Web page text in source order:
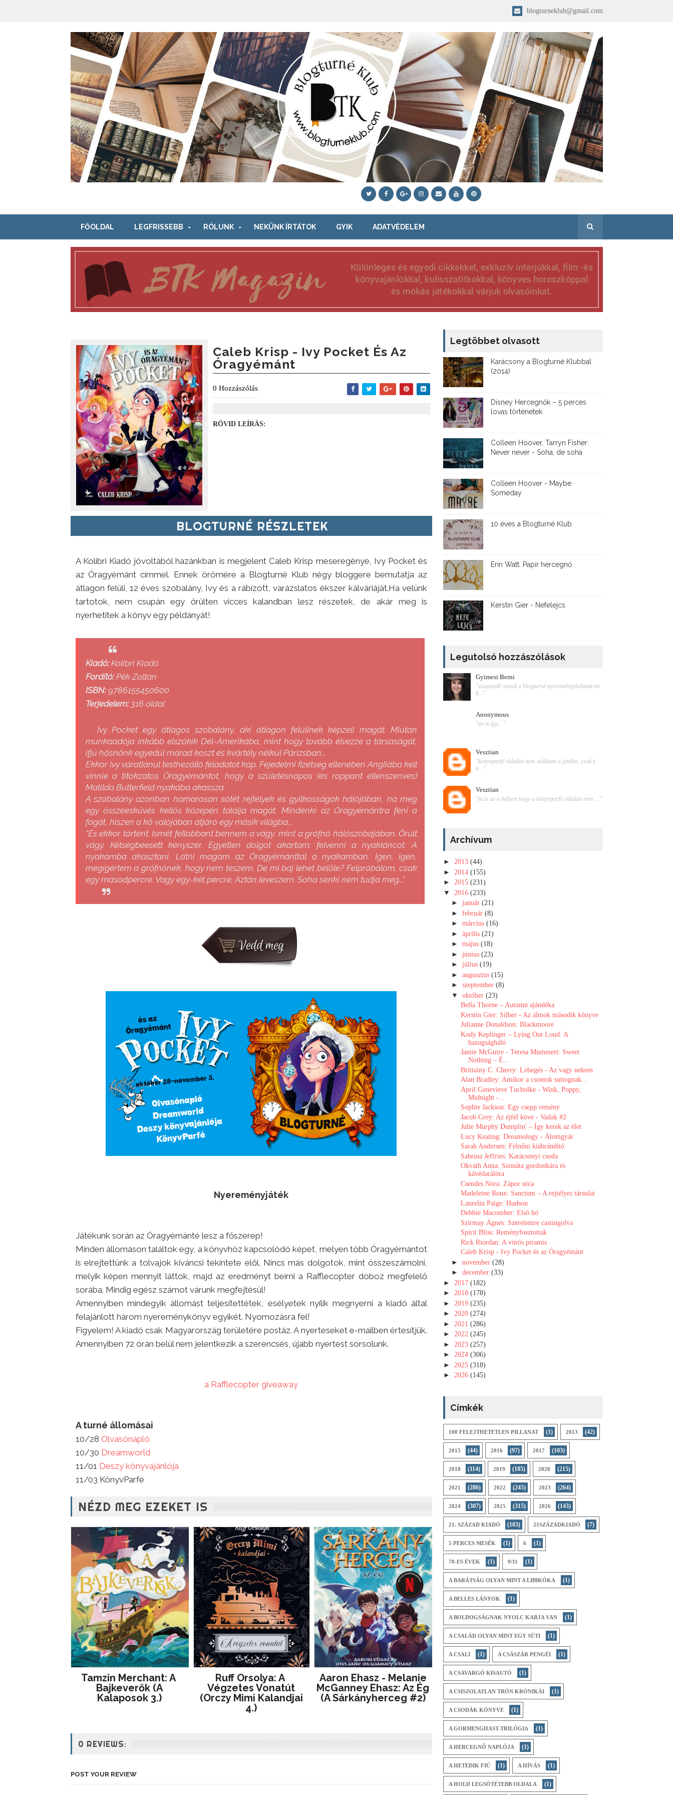
blogturneklub@gmail.com
FŐOLDAL LEGFRISSEBB RÓLUNK NEKÜNK ÍRTÁTOK GYIK ADATVÉDELEM
Caleb Krisp - Ivy Pocket És Az
Óragyémánt
0 Hozzászólás
RÖVID LEÍRÁS:
BLOGTURNÉ RÉSZLETEK
A Kolibri Kiadó jóvoltából hazánkban is megjelent Caleb Krisp meseregénye, Ivy Pocket és
az Óragyémánt címmel. Ennek örömére a Blogturné Klub négy bloggere bemutatja az
átlagon felüli, 12 éves szobalány, Ivy és a rábízott, varázslatos ékszer kálváriáját.Ha velünk
tartotok, nem csupán egy őrülten vicces kalandban lesz részetek, de akár meg is
nyerhetitek a könyv egy példányát!
Kiadó:Kolibri Kiadó
Fordító:Pék Zoltán
ISBN:9786155450600
Terjedelem:316 oldal
Ivy Pocket egy átlagos szobalány, aki átlagon felülinek képzeli magát. Miután
munkaadója inkább elszökik Dél-Amerikába, mint hogy tovább élvezze a társaságát,
ifjú hősnőnk egyedül marad koszt és kvártély nélkül Párizsban...
Ekkor Ivy váratlanul testhezálló feladatot kap. Fejedelmi fizetség ellenében Angliába kell
vinnie a titokzatos Óragyémántot, hogy a születésnapos (és roppant ellenszenves)
Matilda Butterfield nyakába akassza.
A szobalány azonban hamarosan sötét rejtélyek és gyilkosságok hálójában, na meg
egy összeesküvés kellős közepén találja magát. Mindenki az Óragyémántra feni a
fogát, hiszen a kő valójában átjáró egy másik világba...
"És ekkor történt. Ismét fellobbant bennem a vágy, mint a grófnő hálószobájában. Őrült
vágy. Kétségbeesett kényszer. Egyetlen dolgot akartam: felvenni a nyakláncot. A
nyakamba akasztani. Látni magam az Óragyémánttal a nyakamban. Igen, igen,
megígértem a grófnőnek, hogy nem teszem. De mi baj lehet belőle? Felpróbálom, csak
egy másodpercre. Vagy egy-két percre. Aztán leveszem. Soha senki nem tudja meg..."
Nyereményjáték
Játékunk során az Óragyémánté lesz a főszerep!
Minden állomáson találtok egy, a könyvhöz kapcsolódó képet, melyen több Óragyémántot
is elrejtettünk a tolvajok kíváncsi tekintete elől. Nincs más dolgotok, mint összeszámolni,
melyik képen mennyit láttok, majd az eredményt beírni a Rafflecopter doboz megfelelő
sorába. Mindig egész számot várunk megfejtésül!
Amennyiben mindegyik állomást teljesítettétek, esélyetek nyílik megnyerni a kiadó által
felajánlott három nyereménykönyv egyikét. Nyomozásra fel!
Figyelem! A kiadó csak Magyarország területére postáz. A nyerteseket e-mailben értesítjük.
Amennyiben 72 órán belül nem jelentkezik a szerencsés, újabb nyertest sorsolunk.
a Rafflecopter giveaway
A turné állomásai
10/28 Olvasónapló
10/30 Dreamworld
11/01 Deszy könyvajánlója
11/03 KönyvParfé
NÉZD MEG EZEKET IS
Tamzin Merchant: A ​
Bajkeverők (A
Kalaposok 3.)
Ruff Orsolya: A ​
Végzetes Vonatút
(Orczy Mimi Kalandjai
4.)
Aaron Ehasz - Melanie
McGanney Ehasz: Az Ég
(A Sárkányherceg #2)
0 REVIEWS:
POST YOUR REVIEW
Legtöbbet olvasott
Karácsony a Blogturné Klubbal
(2014)
Disney ​Hercegnők – 5 perces
lovas történetek
Colleen Hoover, Tarryn Fisher:
Never never - Soha, de soha
Colleen Hoover - Maybe
Someday
10 éves a Blogturné Klub
Erin Watt: Papír hercegnő
Kerstin Gier - Nefelejcs
Legutolsó hozzászólások
Gyimesi Berni
"sziasztok! ennek a blogturné nyereményjátéknak mi
k..."
Anonymous
"én is így... "
Vesztian
"könyvparfé oldalán nem találtam a játékot, csak é
n..."
Vesztian
"itt is az a helyzet hogy a könyvparfé oldalán nem ..."
Archívum
► 2013 (44)
► 2014 (155)
► 2015 (231)
▼ 2016 (233)
►január(21)
►február(8)
►március(16)
►április(21)
►május(18)
►június(23)
►július(19)
►augusztus(15)
►szeptember(8)
▼ október(23)
Bella Thorne – Autumn ajándéka
Kerstin Gier: Silber - Az álmok második könyve
Julianne Donaldson: Blackmoore
Kody Keplinger – Lying ​Out Loud: A
hazugságháló
Jamie McGuire - Teresa Mummert: Sweet ​
Nothing – É...
Brittainy C. Cherry: Lebegés - Az vagy nekem
Alan Bradley: Amikor ​a csontok suttognak…
April Genevieve Tucholke - Wink, Poppy,
Midnight -...
Sophie Jackson: Egy csepp remény
Jacob Grey: Az éjfél köve - Vadak #2
Julie Murphy Dumplin' ​– Így kerek az élet
Lucy Keating: Dreamology - Álomgyár
Sarah Andersen: Felnőni kiábrándító
Sabrina Jeffries: Karácsonyi csoda
Okváth Anna: Szonáta ​gordonkára és
kávédarálóra
Csendes Nóra: Zápor utca
Madeleine Roux: Sanctum ​– A rejtélyes társulat
Laurelin Paige: Hudson
Debbie Macomber: Első hó
Szirmay Ágnes: Szerelemre castingolva
Spirit Bliss: Reményfosztottak
Rick Riordan: A ​vörös piramis
Caleb Krisp - Ivy Pocket és az Óragyémánt
►november(28)
►december(33)
► 2017 (182)
► 2018 (178)
► 2019 (235)
► 2020 (274)
► 2021 (286)
► 2022 (245)
► 2023 (257)
► 2024 (306)
► 2025 (318)
► 2026 (145)
Címkék
100 FELEJTHETETLEN PILLANAT (1) 2013 (42)
2015 (44) 2016 (97) 2017 (103)
2018 (114) 2019 (185) 2020 (215)
2021 (286) 2022 (245) 2023 (264)
2024 (307) 2025 (315) 2026 (143)
21. SZÁZAD KIADÓ (103) 21SZÁZADKIADÓ (7)
5 PERCES MESÉK (1) 6 (1)
70-ES ÉVEK (1) 9/11 (1)
A BARÁTSÁG OLYAN MINT A LIBIKÓKA (1)
A BELLES LÁNYOK (1)
A BOLDOGSÁGNAK NYOLC KARJA VAN (1)
A CSALÁD OLYAN MINT EGY SÜTI (1)
A CSALI (1) A CSÁSZÁR PENGÉI (1)
A CSAVARGÓ KISAUTÓ (1)
A CSISZOLATLAN TRÓN KRÓNIKÁI (1)
A CSODÁK KÖNYVE (1)
A GORMENGHAST-TRILÓGIA (1)
A HERCEGNŐ NAPLÓJA (1)
A HETEDIK FIÚ (1) A HÍVÁS (1)
A HOLD LEGSÖTÉTEBB OLDALA (1)